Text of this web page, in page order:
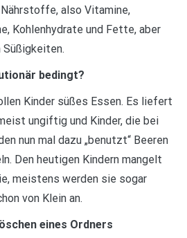
also Vitamine,
Kohlenhydrate und Fette, aber
Süßigkeiten.
bedingt?
Kinder süßes Essen. Es liefert
ungiftig und Kinder, die bei
nun mal dazu „benutzt“ Beeren
Den heutigen Kindern mangelt
meistens werden sie sogar
von Klein an.
eines Ordners